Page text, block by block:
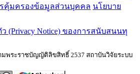
คุ้มครองข้อมูลส่วนบุคคล นโยบาย
(Privacy Notice) ของการสนับสนนทุ
มพระราชบัญญัติลิขสิทธิ์ 2537 สถาบันวิจัยระบบ